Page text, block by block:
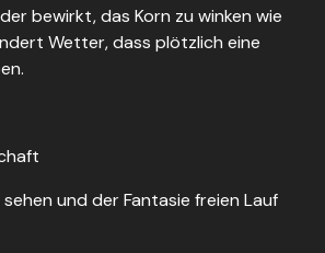
bewirkt, das Korn zu winken wie
Wetter, dass plötzlich eine
und der Fantasie freien Lauf